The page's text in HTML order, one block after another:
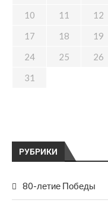
РУБРИКИ
80-летие Победы
10
11 12
17
18 19
24
25 26
31